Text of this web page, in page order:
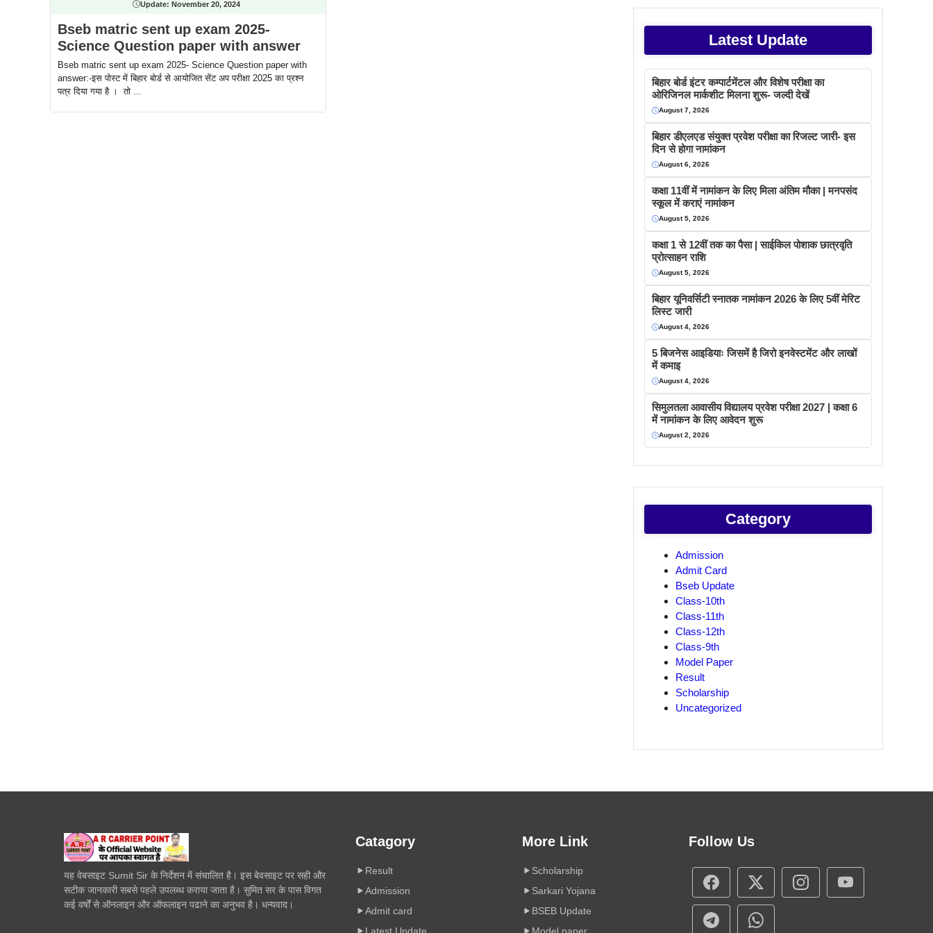
Update: November 20, 2024
Bseb matric sent up exam 2025-
Science Question paper with answer
Bseb matric sent up exam 2025- Science Question paper with
answer:-इस पोस्ट में बिहार बोर्ड से आयोजित सेंट अप परीक्षा 2025 का प्रश्न
पत्र दिया गया है । तो ...
Latest Update
बिहार बोर्ड इंटर कम्पार्टमेंटल और विशेष परीक्षा का
ओरिजिनल मार्कशीट मिलना शुरू- जल्दी देखें
August 7, 2026
बिहार डीएलएड संयुक्त प्रवेश परीक्षा का रिजल्ट जारी- इस
दिन से होगा नामांकन
August 6, 2026
कक्षा 11वीं में नामांकन के लिए मिला अंतिम मौका | मनपसंद
स्कूल में कराएं नामांकन
August 5, 2026
कक्षा 1 से 12वीं तक का पैसा | साईकिल पोशाक छात्रवृति
प्रोत्साहन राशि
August 5, 2026
बिहार यूनिवर्सिटी स्नातक नामांकन 2026 के लिए 5वीं मेरिट
लिस्ट जारी
August 4, 2026
5 बिजनेस आइडियाः जिसमें है जिरो इनवेस्टमेंट और लाखों
में कमाइ
August 4, 2026
सिमुलतला आवासीय विद्यालय प्रवेश परीक्षा 2027 | कक्षा 6
में नामांकन के लिए आवेदन शुरू
August 2, 2026
Category
Admission
Admit Card
Bseb Update
Class-10th
Class-11th
Class-12th
Class-9th
Model Paper
Result
Scholarship
Uncategorized
यह वेबसाइट Sumit Sir के निर्देशन में संचालित है। इस बेवसाइट पर सही और
सटीक जानकारी सबसे पहले उपलब्ध कराया जाता है। सुमित सर के पास विगत
कई वर्षों से ऑनलाइन और ऑफलाइन पढाने का अनुभव है। धन्यवाद।
Catagory
Result
Admission
Admit card
Latest Update
More Link
Scholarship
Sarkari Yojana
BSEB Update
Model paper
Follow Us